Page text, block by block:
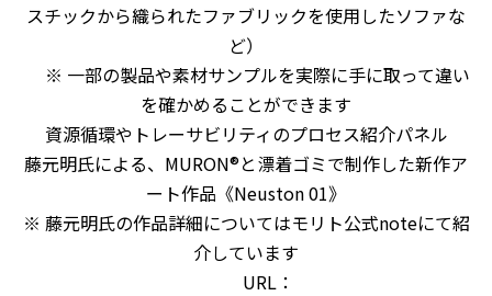
スチックから織られたファブリックを使用したソファな
ど）
※ 一部の製品や素材サンプルを実際に手に取って違い
を確かめることができます
資源循環やトレーサビリティのプロセス紹介パネル
藤元明氏による、 MURON®と漂着ゴミで制作した新作ア
ート作品《Neuston 01》
※ 藤元明氏の作品詳細についてはモリト公式noteにて紹
介しています
URL：